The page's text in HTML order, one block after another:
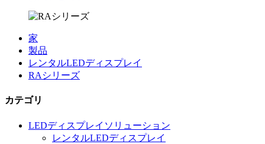
家
製品
レンタルLEDディスプレイ
RAシリーズ
カテゴリ
LEDディスプレイソリューション
レンタルLEDディスプレイ